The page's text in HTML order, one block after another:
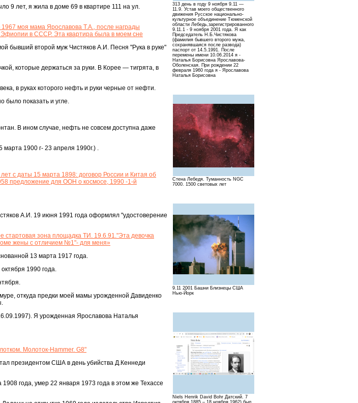
313 день в году 9 ноября 9.11 —
11.9. Устав моего общественного
движения Русское национально-
культурное объединение Тюменской
области Лебедь,зарегистрированного
9.11.1 - 9 ноября 2001 года. Я как
Председатель Н.Б.Чистякова
(фамилия бывшего второго мужа,
сохранявшаяся после развода)
паспорт от 14.5.1991. После
перемены имени 10.06.2014 я -
Наталья Борисовна Ярославова-
Оболенская. При рождении 22
февраля 1960 года я - Ярославова
Наталья Борисовна
Стена Лебедя. Туманность NGC
7000. 1500 световых лет
9.11 2001 Башни Близнецы США
Нью-Йорк
Niels Henrik David Bohr Датский. 7
9 лет, я жила в доме 69 в квартире 111 на ул.
моя мама Ярославова Т.А., после награды
в СССР. Эта квартира была в моем сне
бывший второй муж Чистяков А.И. Песня "Рука в руке"
которые держаться за руки. В Корее — тигрята, в
в руках которого нефть и руки черные от нефти.
было показать и угле.
В ином случае, нефть не совсем доступна даже
1900 г- 23 апреля 1990г.) .
с даты 15 марта 1898: договор России и Китая об
предложение для ООН о космосе, 1990 -1-й
А.И. 19 июня 1991 года оформлял "удостоверение
зона площадка ТИ. 19.6.91."Эта девочка
жены с отличием №1"- для меня»
13 марта 1917 года.
1990 года.
откуда предки моей мамы урожденной Давиденко
Я урожденная Ярославова Наталья
Молоток-Hammer. G8"
президентом США в день убийства Д.Кеннеди
года, умер 22 января 1973 года в этом же Техассе